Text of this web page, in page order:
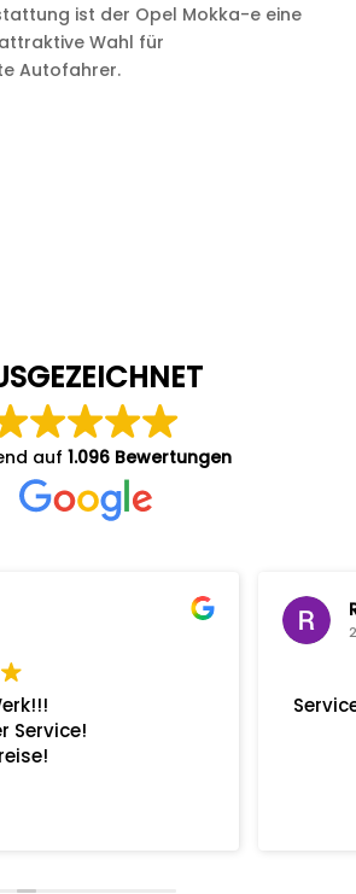
ist der Opel Mokka-e eine
Wahl für
Autofahrer.
auf 1.096 Bewertungen
von der Terminvereinbarung bis
alles Bestens.